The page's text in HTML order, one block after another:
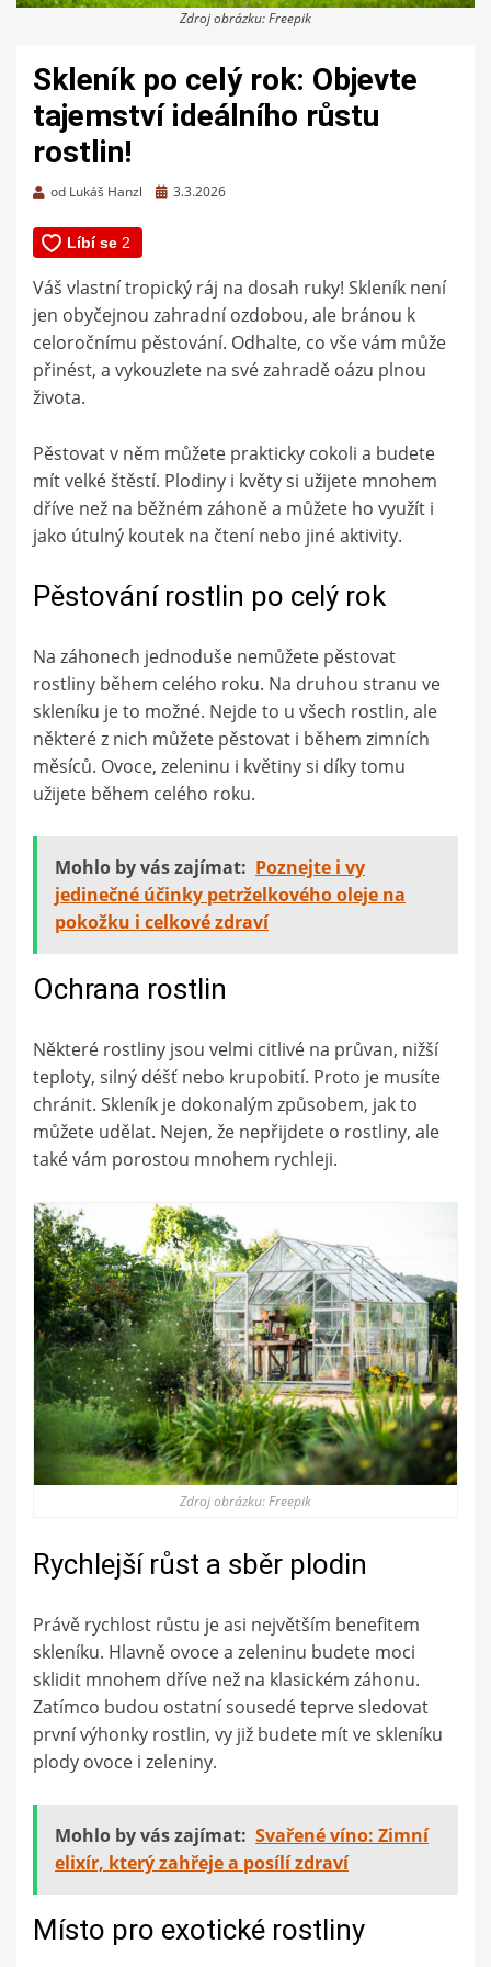
Zdroj obrázku: Freepik
Skleník po celý rok: Objevte
tajemství ideálního růstu
rostlin!
od Lukáš Hanzl
Zveřejněno
3.3.2026
Váš vlastní tropický ráj na dosah ruky! Skleník není
jen obyčejnou zahradní ozdobou, ale bránou k
celoročnímu pěstování. Odhalte, co vše vám může
přinést, a vykouzlete na své zahradě oázu plnou
života.
Pěstovat v něm můžete prakticky cokoli a budete
mít velké štěstí. Plodiny i květy si užijete mnohem
dříve než na běžném záhoně a můžete ho využít i
jako útulný koutek na čtení nebo jiné aktivity.
Pěstování rostlin po celý rok
Na záhonech jednoduše nemůžete pěstovat
rostliny během celého roku. Na druhou stranu ve
skleníku je to možné. Nejde to u všech rostlin, ale
některé z nich můžete pěstovat i během zimních
měsíců. Ovoce, zeleninu i květiny si díky tomu
užijete během celého roku.
Mohlo by vás zajímat: Poznejte i vy
jedinečné účinky petrželkového oleje na
pokožku i celkové zdraví
Ochrana rostlin
Některé rostliny jsou velmi citlivé na průvan, nižší
teploty, silný déšť nebo krupobití. Proto je musíte
chránit. Skleník je dokonalým způsobem, jak to
můžete udělat. Nejen, že nepřijdete o rostliny, ale
také vám porostou mnohem rychleji.
Zdroj obrázku: Freepik
Rychlejší růst a sběr plodin
Právě rychlost růstu je asi největším benefitem
skleníku. Hlavně ovoce a zeleninu budete moci
sklidit mnohem dříve než na klasickém záhonu.
Zatímco budou ostatní sousedé teprve sledovat
první výhonky rostlin, vy již budete mít ve skleníku
plody ovoce i zeleniny.
Mohlo by vás zajímat: Svařené víno: Zimní
elixír, který zahřeje a posílí zdraví
Místo pro exotické rostliny